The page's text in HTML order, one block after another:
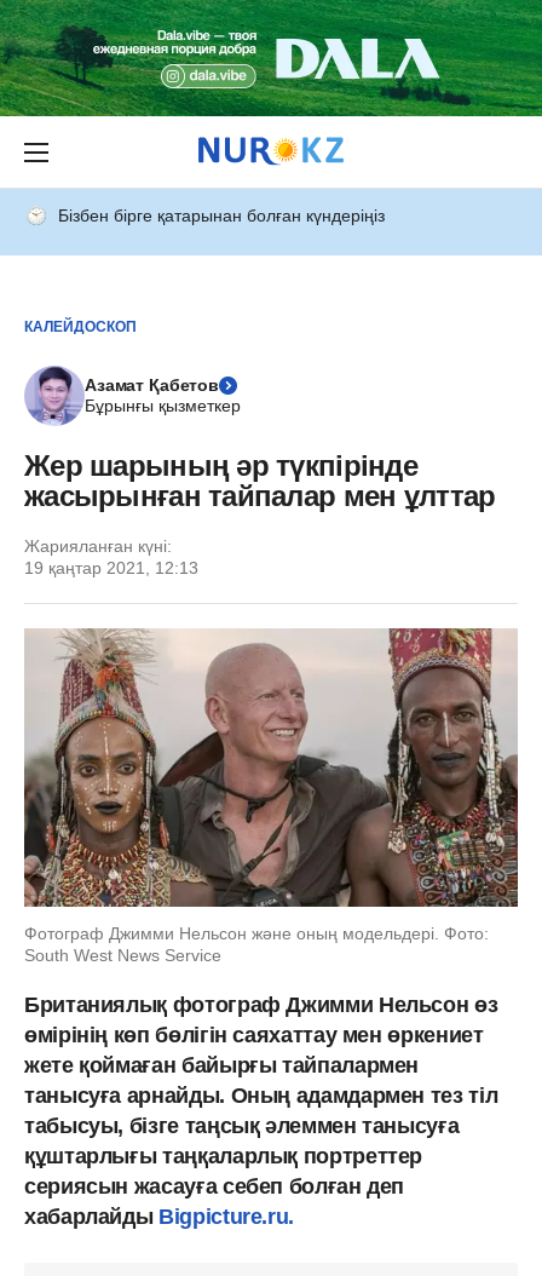
Бізбен бірге қатарынан болған күндеріңіз
КАЛЕЙДОСКОП
Азамат Қабетов
Бұрынғы қызметкер
Жер шарының әр түкпірінде
жасырынған тайпалар мен ұлттар
Жарияланған күні:
19 қаңтар 2021, 12:13
Фотограф Джимми Нельсон және оның модельдері. Фото:
South West News Service
Британиялық фотограф Джимми Нельсон өз
өмірінің көп бөлігін саяхаттау мен өркениет
жете қоймаған байырғы тайпалармен
танысуға арнайды. Оның адамдармен тез тіл
табысуы, бізге таңсық әлеммен танысуға
құштарлығы таңқаларлық портреттер
сериясын жасауға себеп болған деп
хабарлайды Bigpicture.ru.